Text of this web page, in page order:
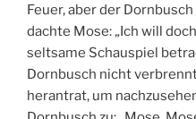
Feuer, aber der
dachte Mose: „Ich will
seltsame Schauspiel
Dornbusch nicht
herantrat, um